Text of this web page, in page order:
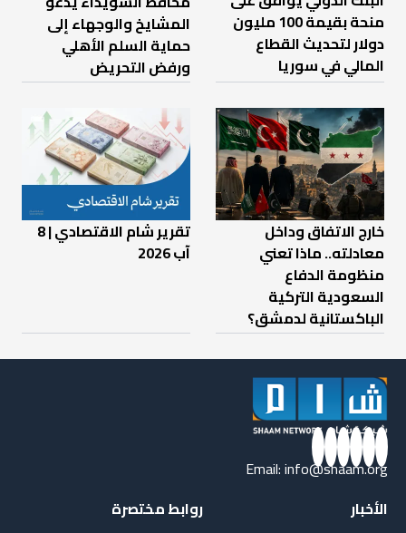
منحة بقيمة 100 مليون
دولار لتحديث القطاع
المالي في سوريا
المشايخ والوجهاء إلى
حماية السلم الأهلي
ورفض التحريض
خارج الاتفاق وداخل
معادلته.. ماذا تعني
منظومة الدفاع
السعودية التركية
الباكستانية لدمشق؟
تقرير شام الاقتصادي | 8
آب 2026
Email:info@shaam.org
الأخبار
روابط مختصرة